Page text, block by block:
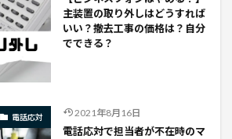
主装置の取り外しはどうすれば
いい？撤去工事の価格は？自分
でできる？
電話応対 2021年8月16日
電話応対で担当者が不在時のマ